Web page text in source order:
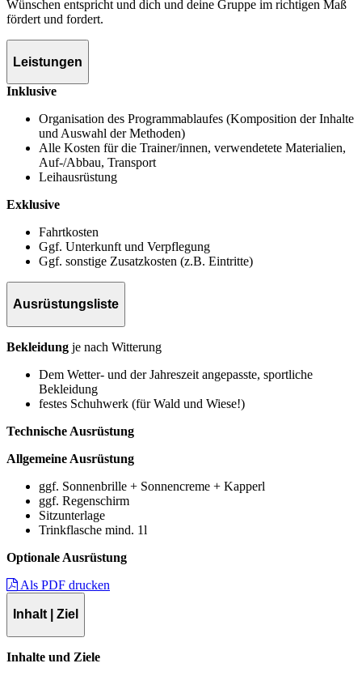
Wünschen entspricht und dich und deine Gruppe im richtigen Maß
fördert und fordert.
Leistungen
Inklusive
Organisation des Programmablaufes (Komposition der Inhalte
und Auswahl der Methoden)
Alle Kosten für die Trainer/innen, verwendetete Materialien,
Auf-/Abbau, Transport
Leihausrüstung
Exklusive
Fahrtkosten
Ggf. Unterkunft und Verpflegung
Ggf. sonstige Zusatzkosten (z.B. Eintritte)
Ausrüstungsliste
Bekleidung je nach Witterung
Dem Wetter- und der Jahreszeit angepasste, sportliche
Bekleidung
festes Schuhwerk (für Wald und Wiese!)
Technische Ausrüstung
Allgemeine Ausrüstung
ggf. Sonnenbrille + Sonnencreme + Kapperl
ggf. Regenschirm
Sitzunterlage
Trinkflasche mind. 1l
Optionale Ausrüstung
Als PDF drucken
Inhalt | Ziel
Inhalte und Ziele